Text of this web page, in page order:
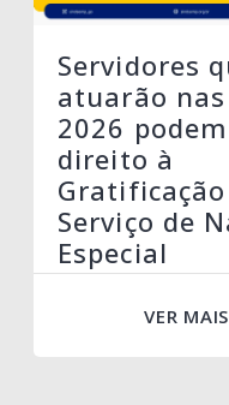
Servidores
atuarão
2026
direito à
Serviço de
Especial
VER MAIS